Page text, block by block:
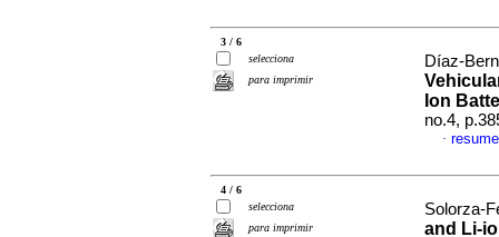
3 / 6
selecciona
para imprimir
Díaz-
Ion
no.4,
·
4 / 6
selecciona
para imprimir
Solorza-
and Li-